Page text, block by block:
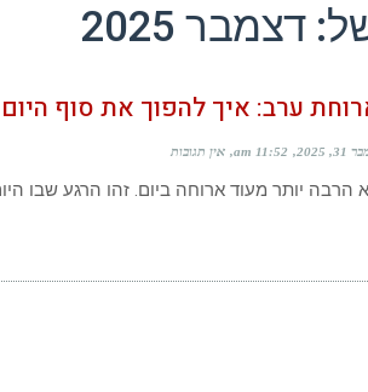
של:דצמבר 2025
ערב: איך להפוך את סוף
2025
11:52 am אין תגובות
הרבה יותר מעוד ארוחה ביום. זהו הרגע שבו